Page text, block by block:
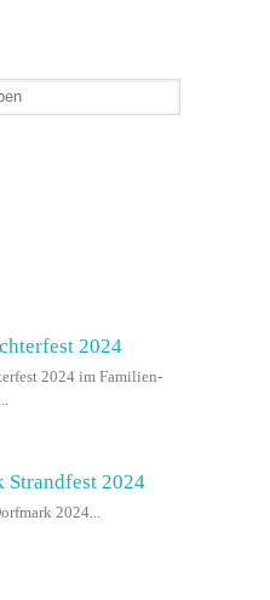
2024
2024 im Familien-
Strandfest 2024
2024...